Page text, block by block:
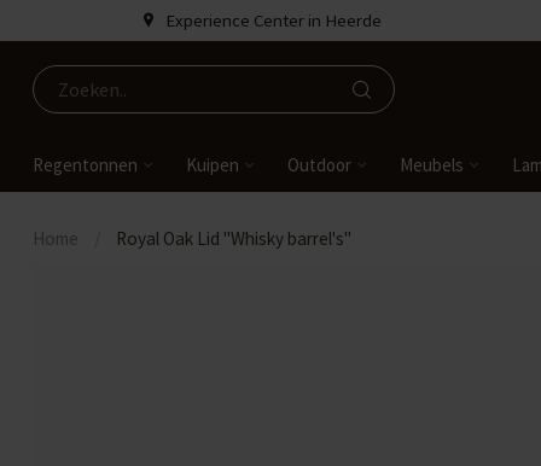
Experience Center in Heerde
Regentonnen Kuipen Outdoor Meubels
Home Royal Oak Lid "Whisky barrel's"